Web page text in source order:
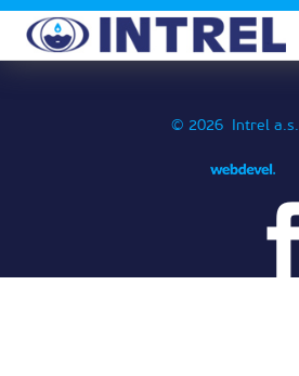
© 2026 Intrel a.s.